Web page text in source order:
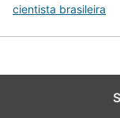
cientista brasileira